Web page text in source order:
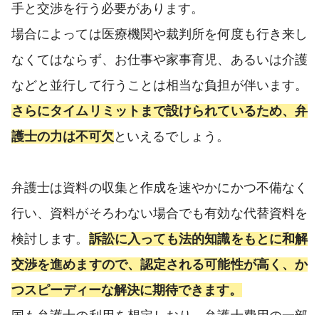
手と交渉を行う必要があります。
場合によっては医療機関や裁判所を何度も行き来し
なくてはならず、お仕事や家事育児、あるいは介護
などと並行して行うことは相当な負担が伴います。
さらにタイムリミットまで設けられているため、弁
護士の力は不可欠 といえるでしょう。
弁護士は資料の収集と作成を速やかにかつ不備なく
行い、資料がそろわない場合でも有効な代替資料を
検討します。 訴訟に入っても法的知識をもとに和解
交渉を進めますので、認定される可能性が高く、か
つスピーディーな解決に期待できます。